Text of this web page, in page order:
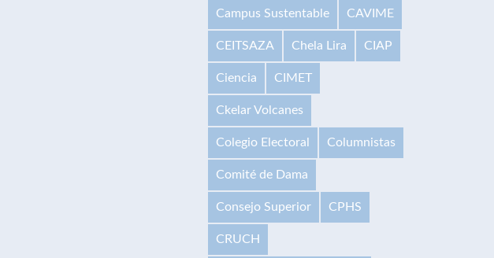
Campus Sustentable CAVIME
CEITSAZA Chela Lira CIAP
Ciencia CIMET
Ckelar Volcanes
Colegio Electoral Columnistas
Comité de Dama
Consejo Superior CPHS
CRUCH